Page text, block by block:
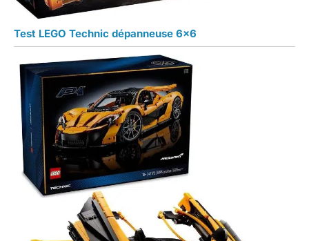
Test LEGO Technic dépanneuse 6×6